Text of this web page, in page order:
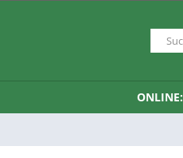
ONLINE: